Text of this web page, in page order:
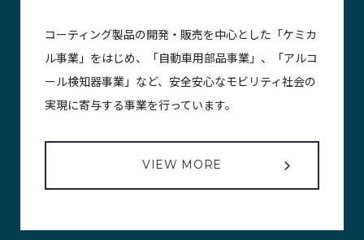
コーティング製品の開発・販売を中心とした「ケミカ
ル事業」をはじめ、「自動車用部品事業」、「アルコ
ール検知器事業」など、安全安心なモビリティ社会の
実現に寄与する事業を行っています。
VIEW MORE